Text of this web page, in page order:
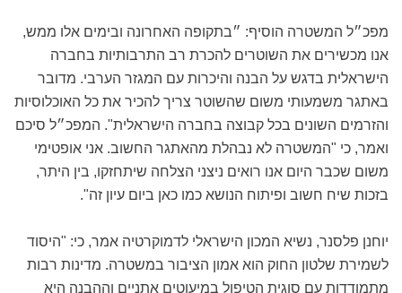
מפכ״ל המשטרה הוסיף: ״בתקופה האחרונה ובימים אלו ממש,
אנו מכשירים את השוטרים להכרת רב התרבותיות בחברה
הישראלית בדגש על הבנה והיכרות עם המגזר הערבי. מדובר
באתגר משמעותי משום שהשוטר צריך להכיר את כל האוכלוסיות
והזרמים השונים בכל קבוצה בחברה הישראלית". המפכ״ל סיכם
ואמר, כי "המשטרה לא נבהלת מהאתגר החשוב. אני אופטימי
משום שכבר היום אנו רואים ניצני הצלחה שיתחזקו, בין היתר,
בזכות שיח חשוב ופיתוח הנושא כמו כאן ביום עיון זה".
יוחנן פלסנר, נשיא המכון הישראלי לדמוקרטיה אמר, כי: "היסוד
לשמירת שלטון החוק הוא אמון הציבור במשטרה. מדינות רבות
מתמודדות עם סוגית הטיפול במיעוטים אתניים וההבנה היא